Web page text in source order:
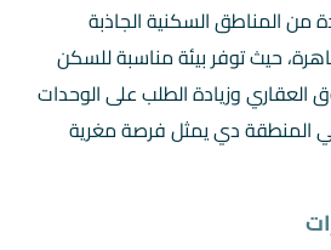
من المناطق السكنية الجاذبة
حيث توفر بيئة مناسبة للسكن
العقاري وزيادة الطلب على الوحدات
المنطقة دي يمثل فرصة مغرية